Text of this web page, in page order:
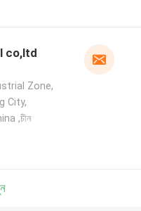
co,ltd
Zone,
City,
,চীন